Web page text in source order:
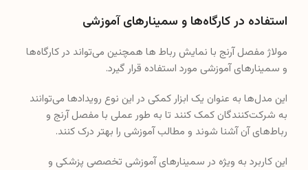
استفاده در کارگاه‌ها و سمینارهای آموزشی
مولاژ مفصل آرنج با نمایش رباط ها همچنین می‌تواند در کارگاه‌ها
و سمینارهای آموزشی مورد استفاده قرار گیرد.
این مدل‌ها به عنوان یک ابزار کمکی در این نوع رویدادها می‌توانند
به شرکت‌کنندگان کمک کنند تا به طور عملی با مفصل آرنج و
رباط‌های آن آشنا شوند و مطالب آموزشی را بهتر درک کنند.
این کاربرد به ویژه در سمینارهای آموزشی تخصصی پزشکی و